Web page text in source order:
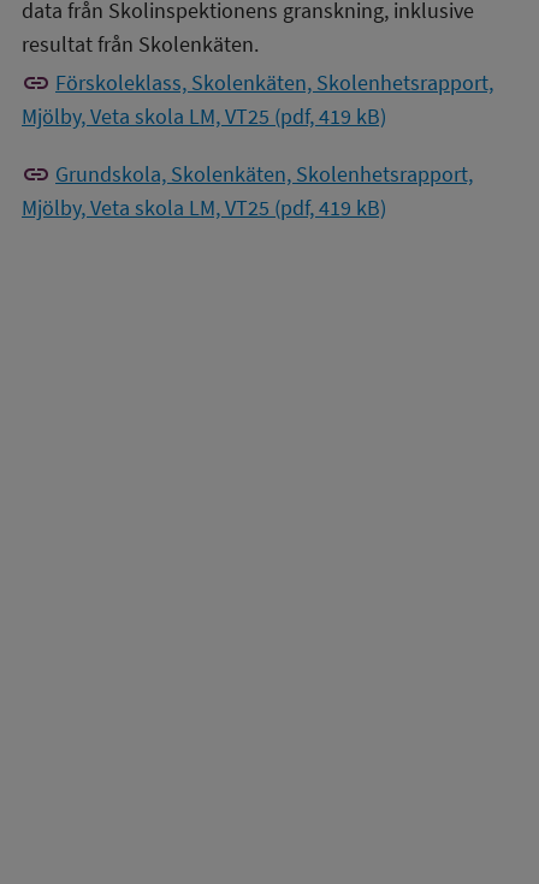
data från Skolinspektionens granskning, inklusive
resultat från Skolenkäten.
link Förskoleklass, Skolenkäten, Skolenhetsrapport,
Mjölby, Veta skola LM, VT25 (pdf, 419 kB)
link Grundskola, Skolenkäten, Skolenhetsrapport,
Mjölby, Veta skola LM, VT25 (pdf, 419 kB)